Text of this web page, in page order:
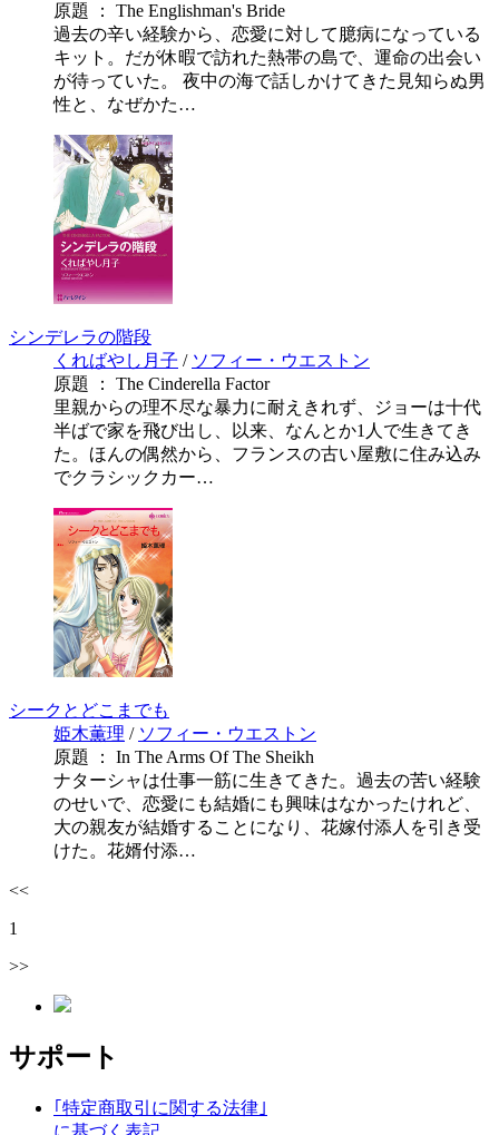
原題 ： The Englishman's Bride
過去の辛い経験から、恋愛に対して臆病になっている
キット。だが休暇で訪れた熱帯の島で、運命の出会い
が待っていた。 夜中の海で話しかけてきた見知らぬ男
性と、なぜかた…
シンデレラの階段
くればやし月子 / ソフィー・ウエストン
原題 ： The Cinderella Factor
里親からの理不尽な暴力に耐えきれず、ジョーは十代
半ばで家を飛び出し、以来、なんとか1人で生きてき
た。ほんの偶然から、フランスの古い屋敷に住み込み
でクラシックカー…
シークとどこまでも
姫木薫理 / ソフィー・ウエストン
原題 ： In The Arms Of The Sheikh
ナターシャは仕事一筋に生きてきた。過去の苦い経験
のせいで、恋愛にも結婚にも興味はなかったけれど、
大の親友が結婚することになり、花嫁付添人を引き受
けた。花婿付添…
<<
1
>>
サポート
｢特定商取引に関する法律｣